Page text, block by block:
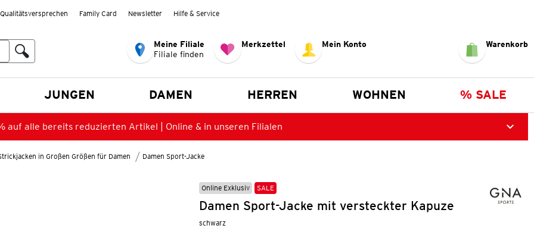
Qualitätsversprechen Family Card Newsletter Hilfe & Service
Meine Filiale
Filiale finden
Merkzettel Mein Konto Warenkorb
JUNGEN DAMEN HERREN WOHNEN % SALE
auf alle bereits reduzierten Artikel | Online & in unseren Filialen
in Großen Größen für Damen Damen Sport-Jacke
Online Exklusiv SALE
Damen Sport-Jacke mit versteckter Kapuze
schwarz